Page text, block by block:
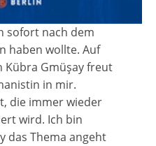
sofort nach dem
haben wollte. Auf
Kübra Gmüşay freut
in mir.
die immer wieder
wird. Ich bin
das Thema angeht